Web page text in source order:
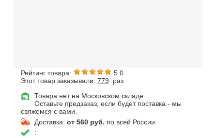
Рейтинг товара:
5.0
Этот товар заказывали: 779 раз
Товара нет на Московском складе
Оставьте предзаказ, если будет поставка - мы
свяжемся с вами.
Доставка: от 560 руб. по всей России
: